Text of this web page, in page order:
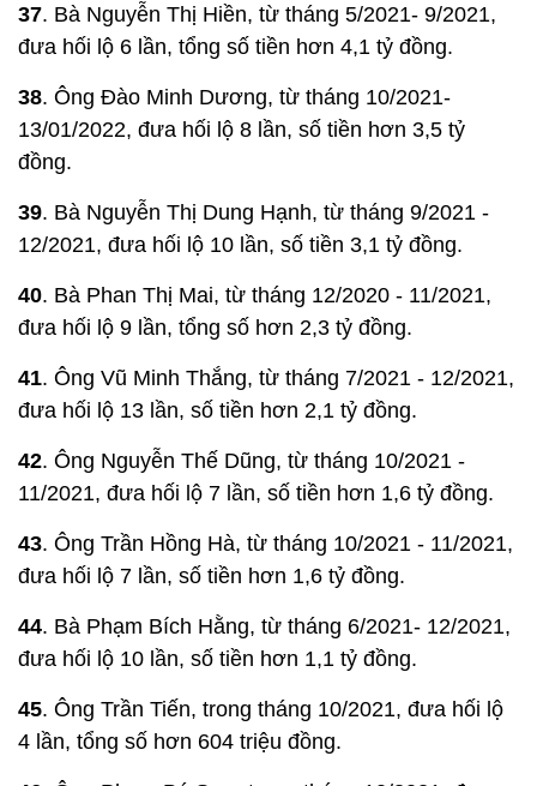
37. Bà Nguyễn Thị Hiền, từ tháng 5/2021- 9/2021,
đưa hối lộ 6 lần, tổng số tiền hơn 4,1 tỷ đồng.
38. Ông Đào Minh Dương, từ tháng 10/2021-
13/01/2022, đưa hối lộ 8 lần, số tiền hơn 3,5 tỷ
đồng.
39. Bà Nguyễn Thị Dung Hạnh, từ tháng 9/2021 -
12/2021, đưa hối lộ 10 lần, số tiền 3,1 tỷ đồng.
40. Bà Phan Thị Mai, từ tháng 12/2020 - 11/2021,
đưa hối lộ 9 lần, tổng số hơn 2,3 tỷ đồng.
41. Ông Vũ Minh Thắng, từ tháng 7/2021 - 12/2021,
đưa hối lộ 13 lần, số tiền hơn 2,1 tỷ đồng.
42. Ông Nguyễn Thế Dũng, từ tháng 10/2021 -
11/2021, đưa hối lộ 7 lần, số tiền hơn 1,6 tỷ đồng.
43. Ông Trần Hồng Hà, từ tháng 10/2021 - 11/2021,
đưa hối lộ 7 lần, số tiền hơn 1,6 tỷ đồng.
44. Bà Phạm Bích Hằng, từ tháng 6/2021- 12/2021,
đưa hối lộ 10 lần, số tiền hơn 1,1 tỷ đồng.
45. Ông Trần Tiến, trong tháng 10/2021, đưa hối lộ
4 lần, tổng số hơn 604 triệu đồng.